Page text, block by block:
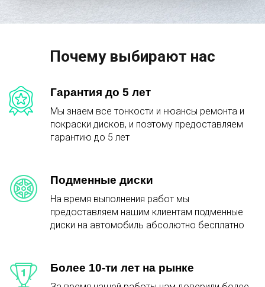
Почему выбирают нас
Гарантия до 5 лет
Мы знаем все тонкости и нюансы ремонта и
покраски дисков, и поэтому предоставляем
гарантию до 5 лет
Подменные диски
На время выполнения работ мы
предоставляем нашим клиентам подменные
диски на автомобиль абсолютно бесплатно
Более 10-ти лет на рынке